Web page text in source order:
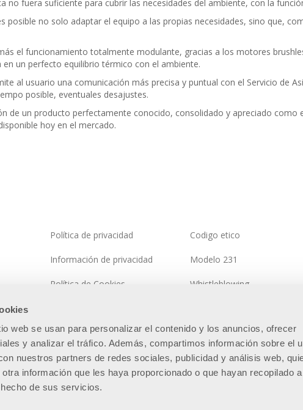
web se usan para personalizar el contenido y los anuncios, ofrecer
y analizar el tráfico. Además, compartimos información sobre el
nuestros partners de redes sociales, publicidad y análisis web,
información que les haya proporcionado o que hayan recopilado a
de sus servicios.
no fuera suficiente para cubrir las necesidades del ambiente, con la
posible no solo adaptar el equipo a las propias necesidades, sino que,
el funcionamiento totalmente modulante, gracias a los motores
un perfecto equilibrio térmico con el ambiente.
al usuario una comunicación más precisa y puntual con el Servicio de
posible, eventuales desajustes.
de un producto perfectamente conocido, consolidado y apreciado como
hoy en el mercado.
Política de privacidad
Información de privacidad
Política de Cookies
Mapa del sitio
Codigo etico
Modelo 231
Whistleblowing